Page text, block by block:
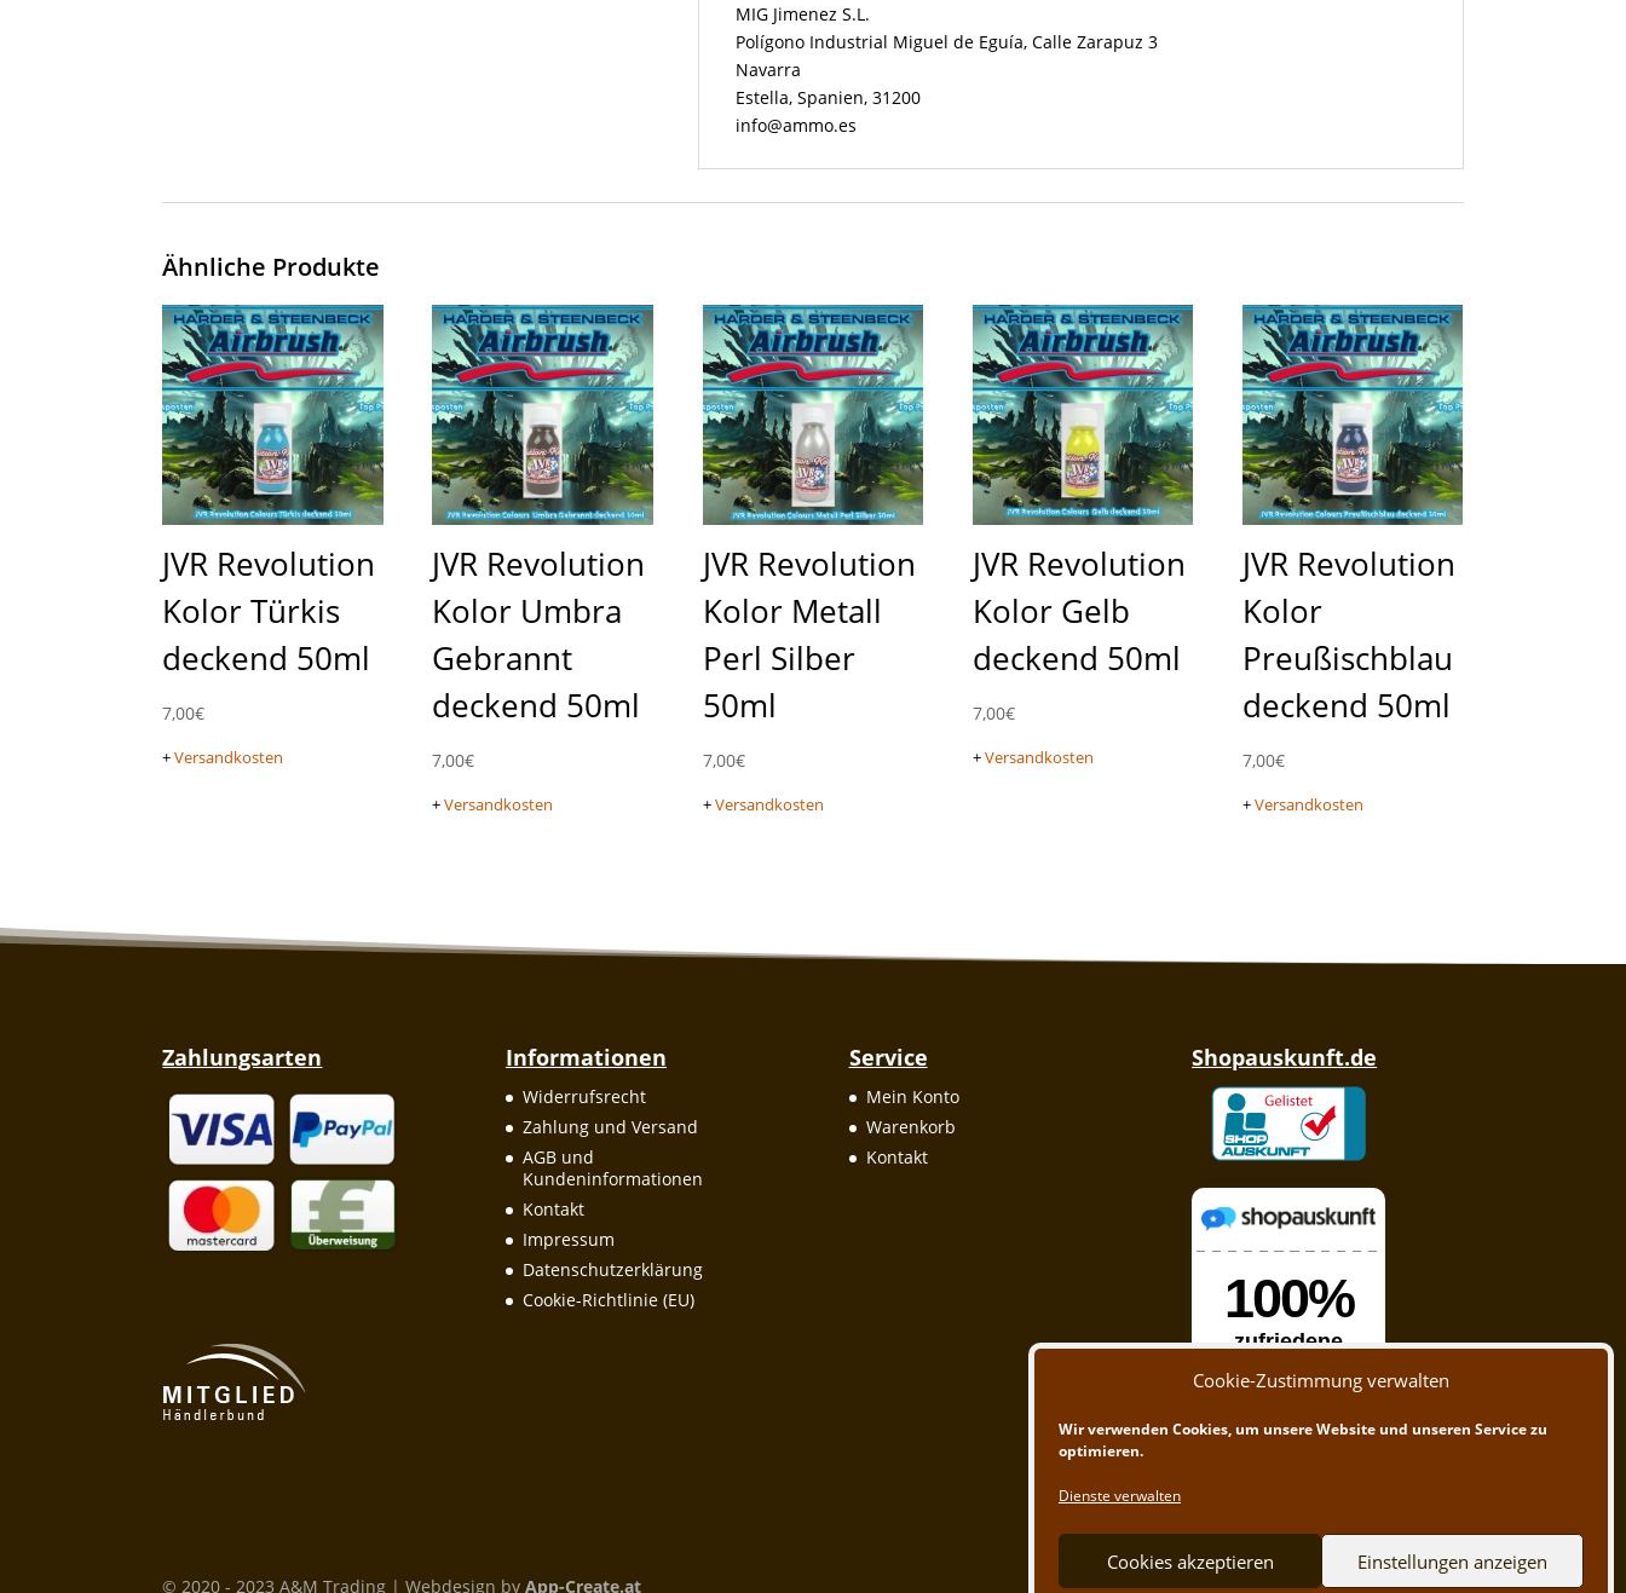
Cookie-Zustimmung verwalten
Wir verwenden Cookies, um unsere Website und unseren Service zu
optimieren.
Dienste verwalten
Cookies akzeptieren Einstellungen anzeigen
MIG Jimenez S.L.
Polígono Industrial Miguel de Eguía, Calle Zarapuz 3
Navarra
Estella, Spanien, 31200
info@ammo.es
Ähnliche Produkte
JVR Revolution
Kolor Türkis
deckend 50ml
7,00€
+Versandkosten
JVR Revolution
Kolor Umbra
Gebrannt
deckend 50ml
7,00€
+Versandkosten
JVR Revolution
Kolor Metall
Perl Silber
50ml
7,00€
+Versandkosten
JVR Revolution
Kolor Gelb
deckend 50ml
7,00€
+Versandkosten
JVR Revolution
Kolor
Preußischblau
deckend 50ml
7,00€
+Versandkosten
Zahlungsarten Informationen
Widerrufsrecht
Zahlung und Versand
AGB und
Kundeninformationen
Kontakt
Impressum
Datenschutzerklärung
Cookie-Richtlinie (EU)
Service
Mein Konto
Warenkorb
Kontakt
Shopauskunft.de
© 2020 - 2023 A&M Trading | Webdesign byApp-Create.at